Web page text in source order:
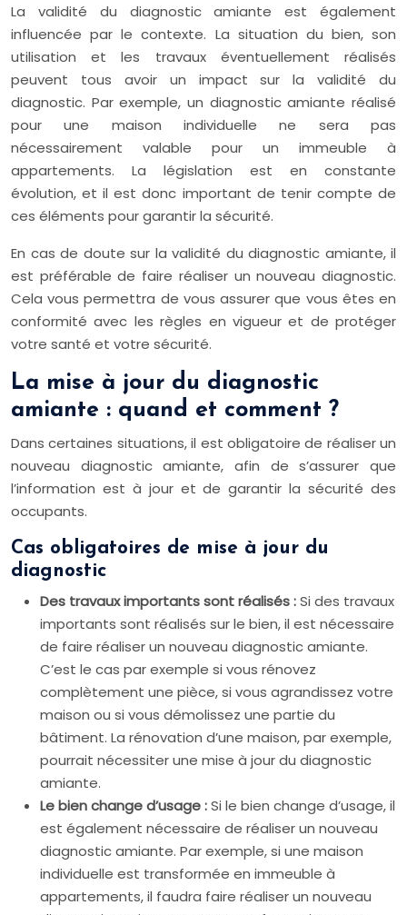
La validité du diagnostic amiante est également
influencée par le contexte. La situation du bien, son
utilisation et les travaux éventuellement réalisés
peuvent tous avoir un impact sur la validité du
diagnostic. Par exemple, un diagnostic amiante réalisé
pour une maison individuelle ne sera pas
nécessairement valable pour un immeuble à
appartements. La législation est en constante
évolution, et il est donc important de tenir compte de
ces éléments pour garantir la sécurité.
En cas de doute sur la validité du diagnostic amiante, il
est préférable de faire réaliser un nouveau diagnostic.
Cela vous permettra de vous assurer que vous êtes en
conformité avec les règles en vigueur et de protéger
votre santé et votre sécurité.
La mise à jour du diagnostic
amiante : quand et comment ?
Dans certaines situations, il est obligatoire de réaliser un
nouveau diagnostic amiante, afin de s’assurer que
l’information est à jour et de garantir la sécurité des
occupants.
Cas obligatoires de mise à jour du
diagnostic
Des travaux importants sont réalisés :Si des travaux
importants sont réalisés sur le bien, il est nécessaire
de faire réaliser un nouveau diagnostic amiante.
C’est le cas par exemple si vous rénovez
complètement une pièce, si vous agrandissez votre
maison ou si vous démolissez une partie du
bâtiment. La rénovation d’une maison, par exemple,
pourrait nécessiter une mise à jour du diagnostic
amiante.
Le bien change d’usage :Si le bien change d’usage, il
est également nécessaire de réaliser un nouveau
diagnostic amiante. Par exemple, si une maison
individuelle est transformée en immeuble à
appartements, il faudra faire réaliser un nouveau